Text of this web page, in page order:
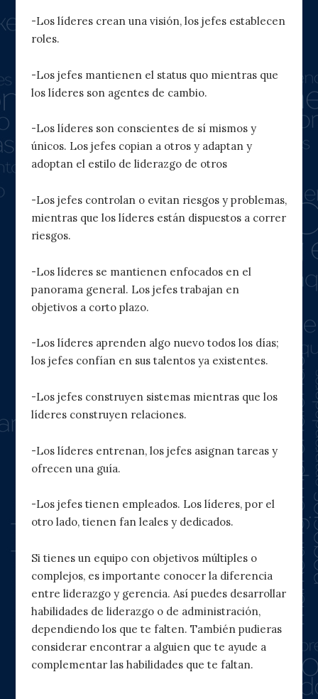
-Los líderes crean una visión, los jefes establecen
roles.
-Los jefes mantienen el status quo mientras que
los líderes son agentes de cambio.
-Los líderes son conscientes de sí mismos y
únicos. Los jefes copian a otros y adaptan y
adoptan el estilo de liderazgo de otros
-Los jefes controlan o evitan riesgos y problemas,
mientras que los líderes están dispuestos a correr
riesgos.
-Los líderes se mantienen enfocados en el
panorama general. Los jefes trabajan en
objetivos a corto plazo.
-Los líderes aprenden algo nuevo todos los días;
los jefes confían en sus talentos ya existentes.
-Los jefes construyen sistemas mientras que los
líderes construyen relaciones.
-Los líderes entrenan, los jefes asignan tareas y
ofrecen una guía.
-Los jefes tienen empleados. Los líderes, por el
otro lado, tienen fan leales y dedicados.
Si tienes un equipo con objetivos múltiples o
complejos, es importante conocer la diferencia
entre liderazgo y gerencia. Así puedes desarrollar
habilidades de liderazgo o de administración,
dependiendo los que te falten. También pudieras
considerar encontrar a alguien que te ayude a
complementar las habilidades que te faltan.